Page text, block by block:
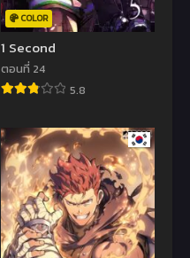
COLOR
1 Second
ตอนที่ 24
5.8